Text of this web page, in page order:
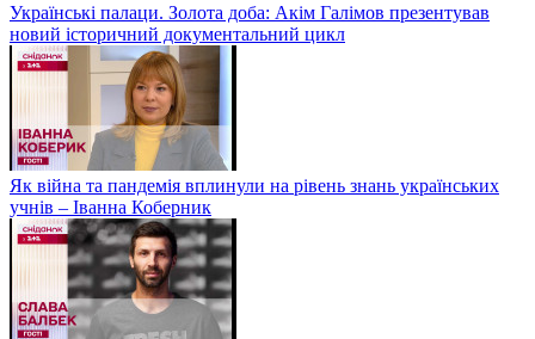
Українські палаци. Золота доба: Акім Галімов презентував
новий історичний документальний цикл
Як війна та пандемія вплинули на рівень знань українських
учнів – Іванна Коберник